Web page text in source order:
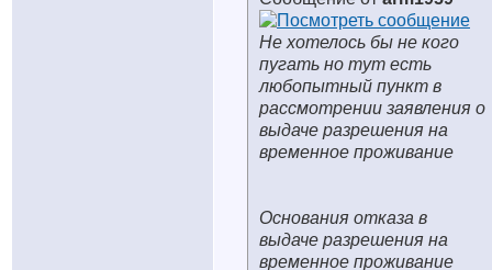
Не хотелось бы не кого
пугать но тут есть
любопытный пункт в
рассмотрении заявления о
выдаче разрешения на
временное проживание
Основания отказа в
выдаче разрешения на
временное проживание